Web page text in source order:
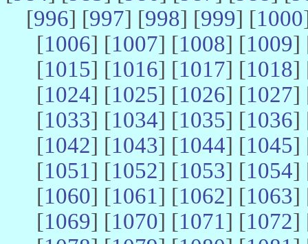
[996] [997] [998] [999] [1000
[1006] [1007] [1008] [1009]
[1015] [1016] [1017] [1018]
[1024] [1025] [1026] [1027]
[1033] [1034] [1035] [1036]
[1042] [1043] [1044] [1045]
[1051] [1052] [1053] [1054]
[1060] [1061] [1062] [1063]
[1069] [1070] [1071] [1072]